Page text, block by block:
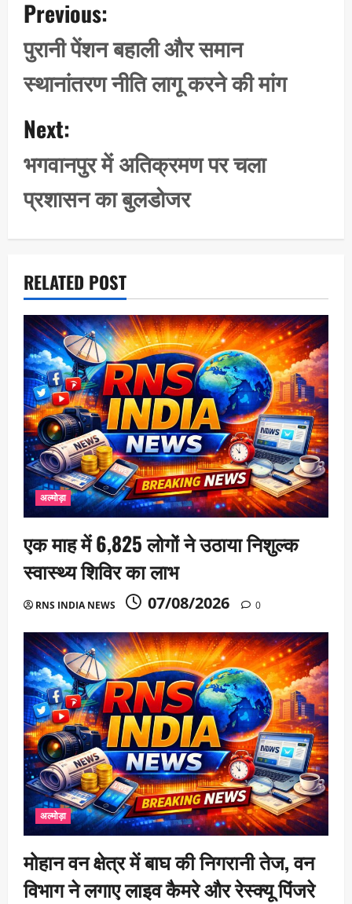
o
s
t
n
v
i
g
a
i
o
n
Previous:
पुरानी पेंशन बहाली और समान
स्थानांतरण नीति लागू करने की मांग
Next:
भगवानपुर में अतिक्रमण पर चला
प्रशासन का बुलडोजर
RELATED POST
अल्मोड़ा
एक माह में 6,825 लोगों ने उठाया निशुल्क
स्वास्थ्य शिविर का लाभ
RNS INDIA NEWS 07/08/2026 0
अल्मोड़ा
मोहान वन क्षेत्र में बाघ की निगरानी तेज, वन
विभाग ने लगाए लाइव कैमरे और रेस्क्यू पिंजरे